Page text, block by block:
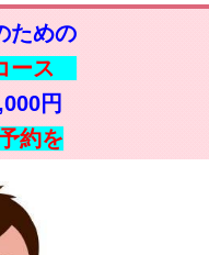
ための
ース
円
約を